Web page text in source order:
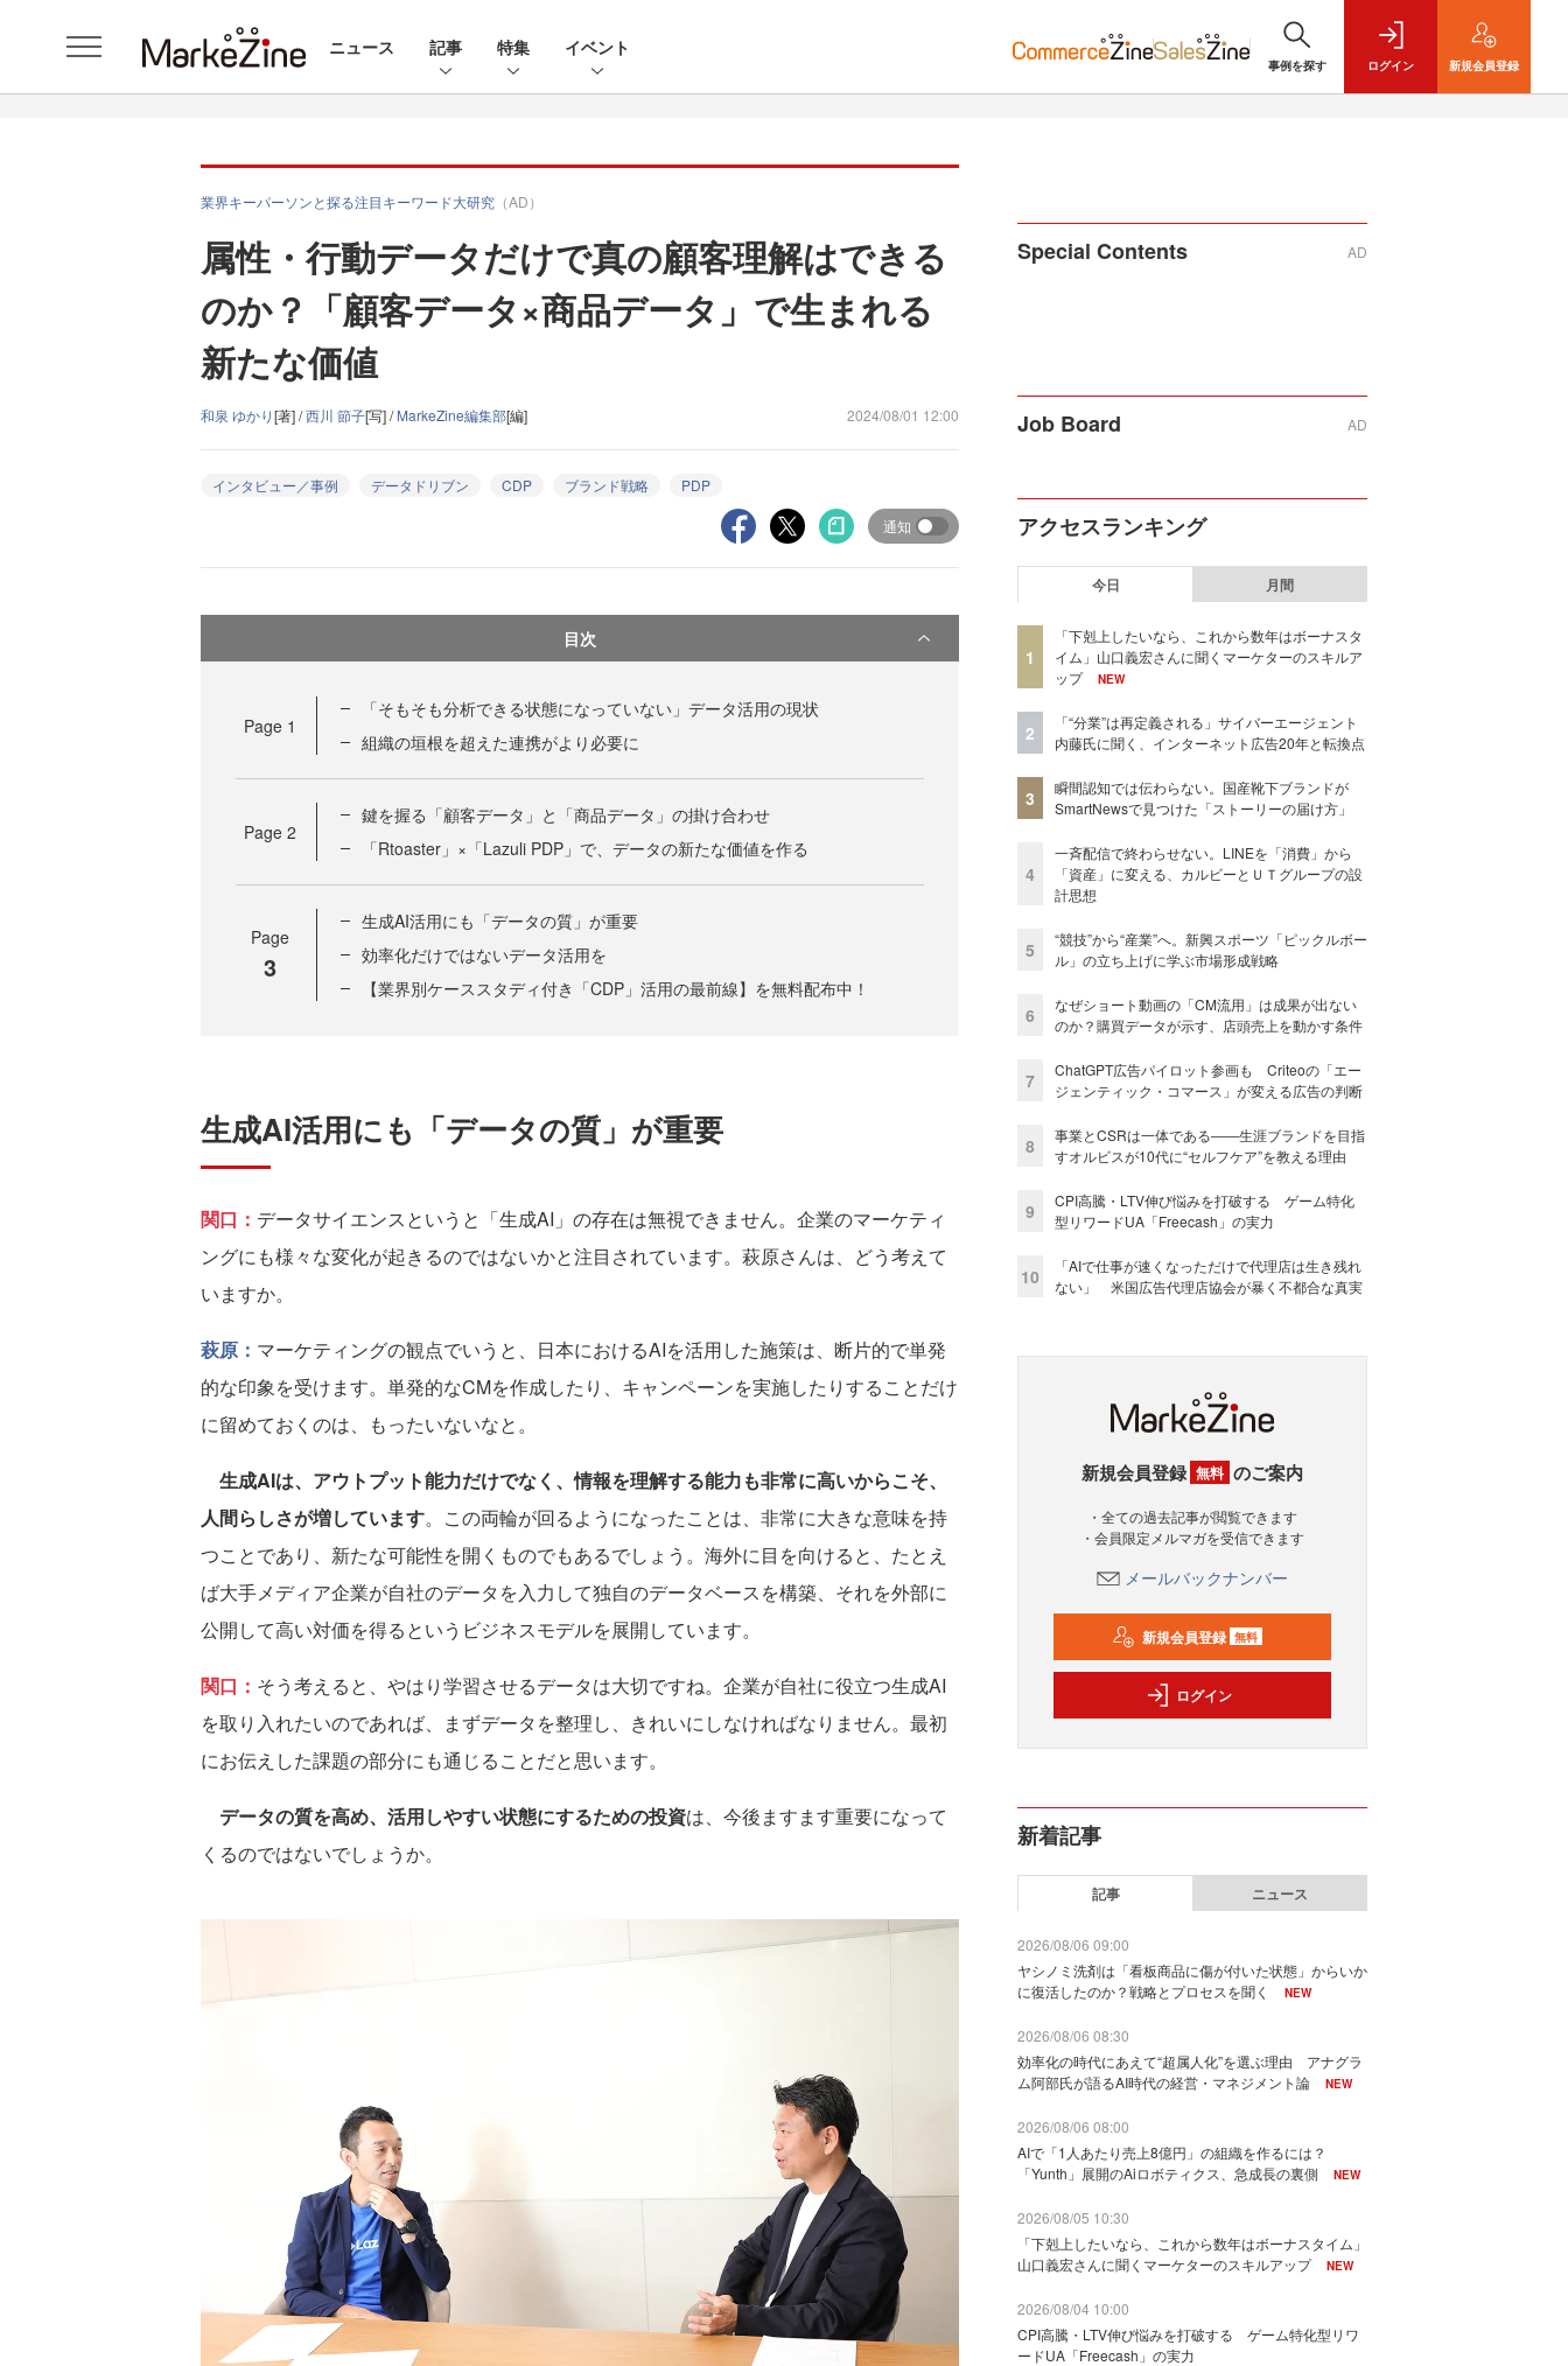
ニュース 記事 特集 イベント
事例を探す ログイン 新規会員登録
業界キーパーソンと探る注目キーワード大研究 （AD）
属性・行動データだけで真の顧客理解はできる
のか？「顧客データ×商品データ」で生まれる
新たな価値
和泉 ゆかり[著] /西川 節子[写] /MarkeZine編集部[編] 2024/08/01 12:00
インタビュー／事例 データドリブン CDP ブランド戦略 PDP
通知
目次
Page 1
「そもそも分析できる状態になっていない」データ活用の現状
組織の垣根を超えた連携がより必要に
Page 2
鍵を握る「顧客データ」と「商品データ」の掛け合わせ
「Rtoaster」×「Lazuli PDP」で、データの新たな価値を作る
Page
3
生成AI活用にも「データの質」が重要
効率化だけではないデータ活用を
【業界別ケーススタディ付き「CDP」活用の最前線】を無料配布中！
生成AI活用にも「データの質」が重要
関口： データサイエンスというと「生成AI」の存在は無視できません。企業のマーケティ
ングにも様々な変化が起きるのではないかと注目されています。萩原さんは、どう考えて
いますか。
萩原： マーケティングの観点でいうと、日本におけるAIを活用した施策は、断片的で単発
的な印象を受けます。単発的なCMを作成したり、キャンペーンを実施したりすることだけ
に留めておくのは、もったいないなと。
生成AIは、アウトプット能力だけでなく、情報を理解する能力も非常に高いからこそ、
人間らしさが増しています。この両輪が回るようになったことは、非常に大きな意味を持
つことであり、新たな可能性を開くものでもあるでしょう。海外に目を向けると、たとえ
ば大手メディア企業が自社のデータを入力して独自のデータベースを構築、それを外部に
公開して高い対価を得るというビジネスモデルを展開しています。
関口： そう考えると、やはり学習させるデータは大切ですね。企業が自社に役立つ生成AI
を取り入れたいのであれば、まずデータを整理し、きれいにしなければなりません。最初
にお伝えした課題の部分にも通じることだと思います。
データの質を高め、活用しやすい状態にするための投資は、今後ますます重要になって
くるのではないでしょうか。
Special Contents AD
Job Board AD
アクセスランキング
今日 月間
1
「下剋上したいなら、これから数年はボーナスタ
イム」山口義宏さんに聞くマーケターのスキルア
ップ
NEW
2
「“分業”は再定義される」サイバーエージェント
内藤氏に聞く、インターネット広告20年と転換点
3
瞬間認知では伝わらない。国産靴下ブランドが
SmartNewsで見つけた「ストーリーの届け方」
4
一斉配信で終わらせない。LINEを「消費」から
「資産」に変える、カルビーとＵＴグループの設
計思想
5
“競技”から“産業”へ。新興スポーツ「ピックルボー
ル」の立ち上げに学ぶ市場形成戦略
6
なぜショート動画の「CM流用」は成果が出ない
のか？購買データが示す、店頭売上を動かす条件
7
ChatGPT広告パイロット参画も Criteoの「エー
ジェンティック・コマース」が変える広告の判断
8
事業とCSRは一体である――生涯ブランドを目指
すオルビスが10代に“セルフケア”を教える理由
9
CPI高騰・LTV伸び悩みを打破する ゲーム特化
型リワードUA「Freecash」の実力
10
「AIで仕事が速くなっただけで代理店は生き残れ
ない」 米国広告代理店協会が暴く不都合な真実
新規会員登録 無料 のご案内
・全ての過去記事が閲覧できます
・会員限定メルマガを受信できます
メールバックナンバー
新規会員登録 無料
ログイン
新着記事
記事 ニュース
2026/08/06 09:00
ヤシノミ洗剤は「看板商品に傷が付いた状態」からいか
に復活したのか？戦略とプロセスを聞く
NEW
2026/08/06 08:30
効率化の時代にあえて“超属人化”を選ぶ理由 アナグラ
ム阿部氏が語るAI時代の経営・マネジメント論
NEW
2026/08/06 08:00
AIで「1人あたり売上8億円」の組織を作るには？
「Yunth」展開のAiロボティクス、急成長の裏側
NEW
2026/08/05 10:30
「下剋上したいなら、これから数年はボーナスタイム」
山口義宏さんに聞くマーケターのスキルアップ
NEW
2026/08/04 10:00
CPI高騰・LTV伸び悩みを打破する ゲーム特化型リワ
ードUA「Freecash」の実力